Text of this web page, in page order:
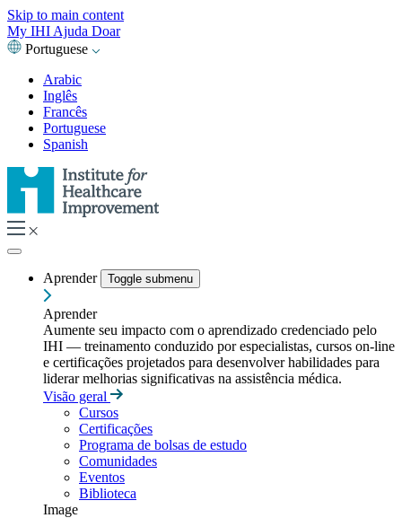
Skip to main content
My IHI Ajuda Doar
Portuguese
Arabic
Inglês
Francês
Portuguese
Spanish
Aprender Toggle submenu
Aprender
Aumente seu impacto com o aprendizado credenciado pelo
IHI — treinamento conduzido por especialistas, cursos on-line
e certificações projetados para desenvolver habilidades para
liderar melhorias significativas na assistência médica.
Visão geral
Cursos
Certificações
Programa de bolsas de estudo
Comunidades
Eventos
Biblioteca
Image